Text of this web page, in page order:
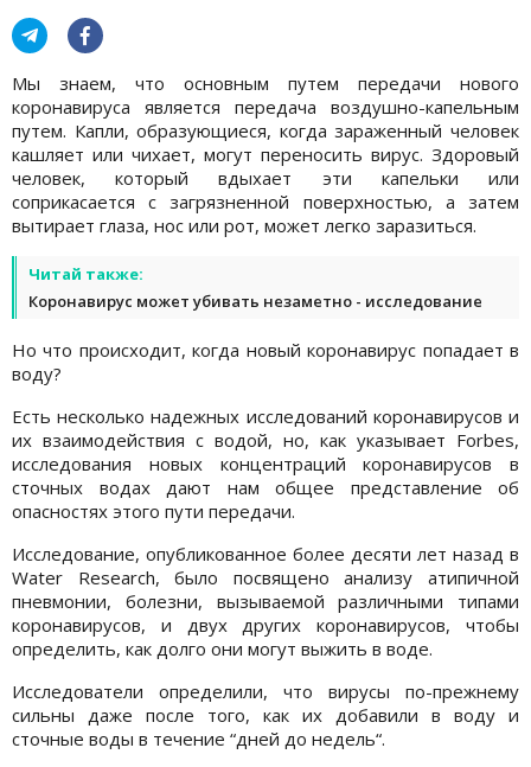
Мы знаем, что основным путем передачи нового
коронавируса является передача воздушно-капельным
путем. Капли, образующиеся, когда зараженный человек
кашляет или чихает, могут переносить вирус. Здоровый
человек, который вдыхает эти капельки или
соприкасается с загрязненной поверхностью, а затем
вытирает глаза, нос или рот, может легко заразиться.
Читай также:
Коронавирус может убивать незаметно - исследование
Но что происходит, когда новый коронавирус попадает в
воду?
Есть несколько надежных исследований коронавирусов и
их взаимодействия с водой, но, как указывает Forbes,
исследования новых концентраций коронавирусов в
сточных водах дают нам общее представление об
опасностях этого пути передачи.
Исследование, опубликованное более десяти лет назад в
Water Research, было посвящено анализу атипичной
пневмонии, болезни, вызываемой различными типами
коронавирусов, и двух других коронавирусов, чтобы
определить, как долго они могут выжить в воде.
Исследователи определили, что вирусы по-прежнему
сильны даже после того, как их добавили в воду и
сточные воды в течение “дней до недель“.